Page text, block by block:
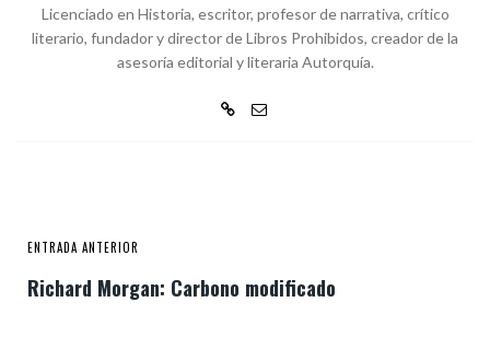
Licenciado en Historia, escritor, profesor de narrativa, crítico
literario, fundador y director de Libros Prohibidos, creador de la
asesoría editorial y literaria Autorquía.
ENTRADA ANTERIOR
Richard Morgan: Carbono modificado